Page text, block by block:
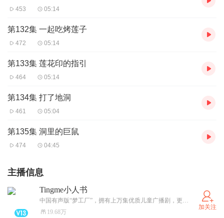
453 05:14
第132集 一起吃烤莲子
472 05:14
第133集 莲花印的指引
464 05:14
第134集 打了地洞
461 05:04
第135集 洞里的巨鼠
474 04:45
主播信息
Tingme小人书
中国有声版“梦工厂”，拥有上万集优质儿童广播剧，更有央视鞠萍姐姐、董浩叔叔加盟献声，给孩子一个又酷又有意义的童年！
19.68万
加关注